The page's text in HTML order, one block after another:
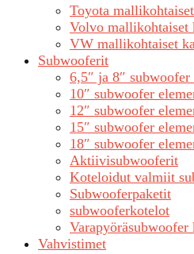
Toyota
Volvo mallikohtaiset
VW mallikohtaiset
Subwooferit
6,5″ ja 8″
10″ subwoofer
12″ subwoofer
15″ subwoofer
18″ subwoofer
Aktiivisubwooferit
Koteloidut valmiit
Subwooferpaketit
subwooferkotelot
Varapyöräsubwoofer
Vahvistimet